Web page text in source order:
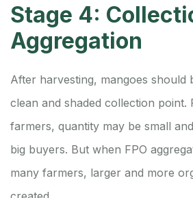
Stage 4:
Aggregation
After harvesting, mangoes should
clean and shaded collection point.
farmers, quantity may be small
big buyers. But when FPO
many farmers, larger and more